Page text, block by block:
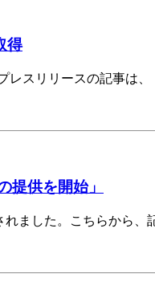
得
レスリリースの記事は
提供を開始」
ました。こちらから、